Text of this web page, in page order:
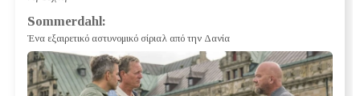
Sommerdahl:
Ένα εξαιρετικό αστυνομικό σίριαλ από την Δανία